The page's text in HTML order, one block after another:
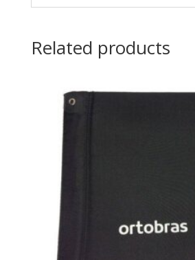
Related products